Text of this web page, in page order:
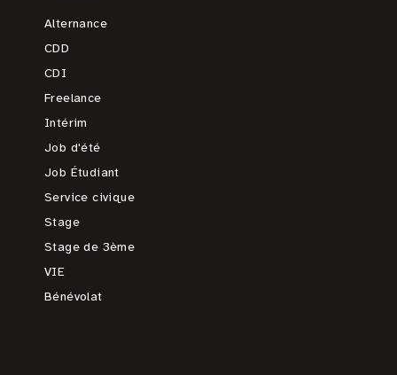
Alternance
CDD
CDI
Freelance
Intérim
Job d'été
Job Étudiant
Service civique
Stage
Stage de 3ème
VIE
Bénévolat